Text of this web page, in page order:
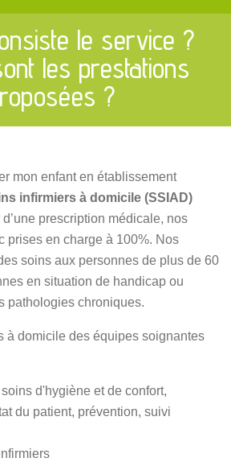
le service ?
les prestations
?
infirmiers à domicile (SSIAD)
prescription médicale, nos
prises en charge à 100%. Nos
soins aux personnes de plus de 60
en situation de handicap ou
pathologies chroniques.
à domicile des équipes soignantes
d'hygiène et de confort,
du patient, prévention, suivi